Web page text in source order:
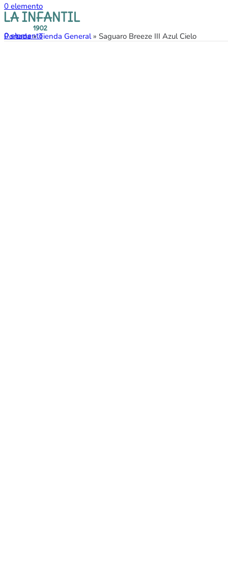
0 elemento
0elemento
Portada»Tienda General» Saguaro Breeze III Azul Cielo